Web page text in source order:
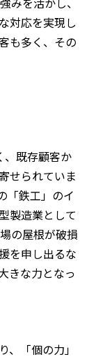
対応を実現し
も多く、その
、既存顧客か
せられていま
「鉄工」のイ
製造業として
の屋根が破損
を申し出るな
きな力となっ
「個の力」